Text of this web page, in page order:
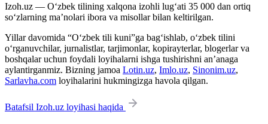
Izoh.uz — O‘zbek tilining xalqona izohli lug‘ati 35 000 dan ortiq
so‘zlarning ma’nolari ibora va misollar bilan keltirilgan.
Yillar davomida “O‘zbek tili kuni”ga bag‘ishlab, o‘zbek tilini
o‘rganuvchilar, jurnalistlar, tarjimonlar, kopirayterlar, blogerlar va
boshqalar uchun foydali loyihalarni ishga tushirishni an’anaga
aylantirganmiz. Bizning jamoa Lotin.uz, Imlo.uz, Sinonim.uz,
Sarlavha.com loyihalarini hukmingizga havola qilgan.
Batafsil Izoh.uz loyihasi haqida